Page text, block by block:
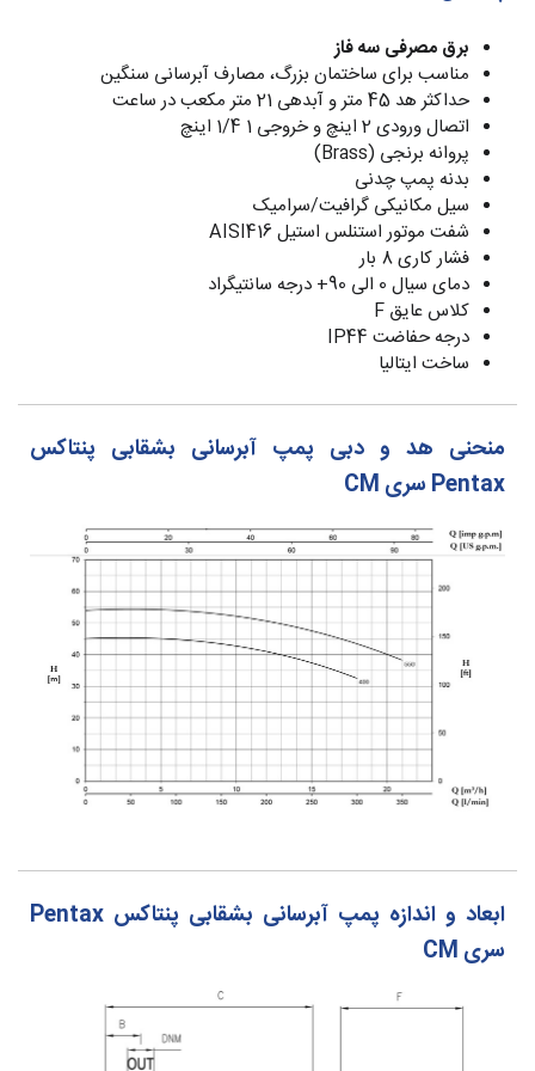
برق مصرفی سه فاز
مناسب برای ساختمان بزرگ، مصارف آبرسانی سنگین
حداکثر هد 45 متر و آبدهی 21 متر مکعب در ساعت
اتصال ورودی 2 اینچ و خروجی 1 1/4 اینچ
پروانه برنجی (Brass)
بدنه پمپ چدنی
سیل مکانیکی گرافیت/سرامیک
شفت موتور استنلس استیل AISI416
فشار کاری 8 بار
دمای سیال 0 الی 90+ درجه سانتیگراد
کلاس عایق F
درجه حفاضت IP44
ساخت ایتالیا
منحنی هد و دبی پمپ آبرسانی بشقابی پنتاکس
Pentax سری CM
ابعاد و اندازه
پمپ آبرسانی بشقابی پنتاکس Pentax
سری CM